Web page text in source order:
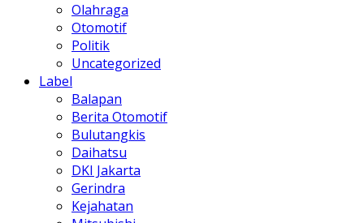
Olahraga
Otomotif
Politik
Uncategorized
Label
Balapan
Berita Otomotif
Bulutangkis
Daihatsu
DKI Jakarta
Gerindra
Kejahatan